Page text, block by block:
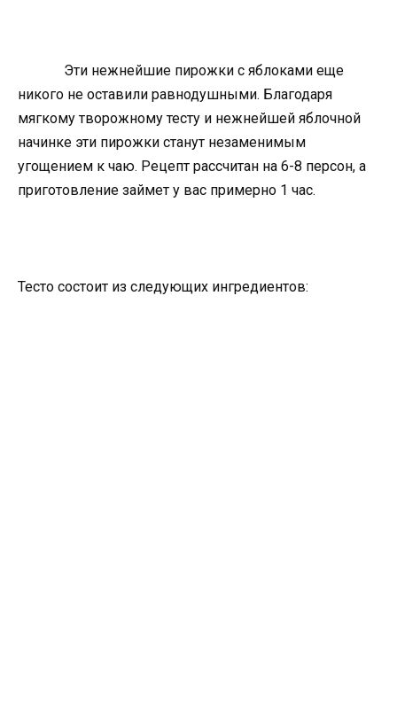
Эти нежнейшие пирожки с яблоками еще
никого не оставили равнодушными. Благодаря
мягкому творожному тесту и нежнейшей яблочной
начинке эти пирожки станут незаменимым
угощением к чаю. Рецепт рассчитан на 6-8 персон, а
приготовление займет у вас примерно 1 час.
Тесто состоит из следующих ингредиентов: